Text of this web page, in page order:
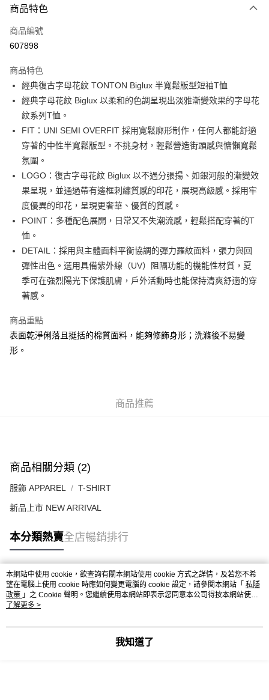
信用卡
Apple Pay
AlipayHK
WeChat Pay
送貨方式
每筆HK$50.00，滿HK$499.00或以上免運費
付款後順豐合作便利店
每筆HK$50.00，滿HK$499.00或以上免運費
送貨上門免運優惠
每筆HK$50.00，滿HK$499.00或以上免運費
配送至澳門 運費表
商品特色
商品編號
607898
商品特色
經典復古字母花紋 TONTON Biglux 半寬鬆版型短袖T恤
經典字母花紋 Biglux 以柔和的色調呈現出淡雅漸變效果的字母花
紋系列T恤。
FIT：UNI SEMI OVERFIT 採用寬鬆廓形制作，任何人都能舒適
穿著的中性半寬鬆版型。不挑身材，輕鬆營造街頭感與慵懶寬鬆
氛圍。
LOGO：復古字母花紋 Biglux 以不過分張揚、如銀河般的漸變效
果呈現，並通過帶有邊框刺繡質感的印花，展現高級感。採用牢
度優異的印花，呈現更奢華、優質的質感。
POINT：多種配色展開，日常又不失潮流感，輕鬆搭配穿著的T
恤。
DETAIL：採用與主體面料平衡協調的彈力羅紋面料，張力與回
彈性出色。選用具備紫外線（UV）阻隔功能的機能性材質，夏
季可在強烈陽光下保護肌膚，戶外活動時也能保持清爽舒適的穿
著感。
商品重點
表面乾淨俐落且挺括的棉質面料，能夠修飾身形；洗滌後不易變
形。
商品推薦
商品相關分類 (2)
服飾 APPAREL T-SHIRT
新品上市 NEW ARRIVAL
本分類熱賣全店暢銷排行
熱門標籤
熱銷排行
本網站中使用 cookie，欲查詢有關本網站使用 cookie 方式之詳情，及若您不希
望在電腦上使用 cookie 時應如何變更電腦的 cookie 設定，請參閱本網站「 私隱
政策 」之 Cookie 聲明。您繼續使用本網站即表示您同意本公司得按本網站使用
條款之 Cookie 聲明使用 cookie。
了解更多 >
我知道了